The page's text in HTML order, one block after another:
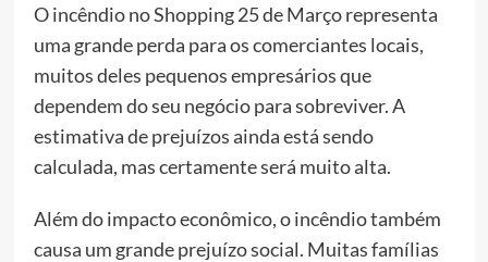
O incêndio no Shopping 25 de Março representa
uma grande perda para os comerciantes locais,
muitos deles pequenos empresários que
dependem do seu negócio para sobreviver. A
estimativa de prejuízos ainda está sendo
calculada, mas certamente será muito alta.
Além do impacto econômico, o incêndio também
causa um grande prejuízo social. Muitas famílias